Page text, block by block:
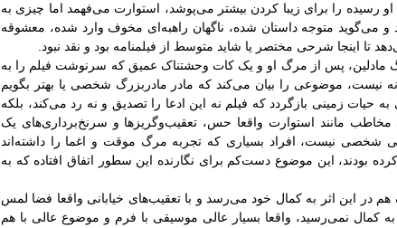
او رسیده را برای زیبا کردن بیشتر می‌پوشد، استوارت می‌فهمد اما چیزی به
و می‌گوید متوجه داستان شده، ناگهان راهبه‌ای مخوف وارد شده، معشوقه
تا اینجا شرحی مختصر یا شاید متوسط از فیلمنامه بود و نقد نبود.
مادلین، پس از مرگ او و یک کات وحشتناک عمیق که سرنوشت فیلم را به
نیست، موضوعی را بیان می‌کند که مادر مادربزرگ شخصی یا بهتر بگویم
حیات زمینی بازگردد که فیلم نه این ادعا را تصدیق و نه رد می‌کند، بلکه
مخاطب مانند استوارت واقعا حس، تعقیب‌وگریزها و سرنخ‌برداری‌های یک
شخصی نیست، افراد بسیاری که تجربه مرگ موقت و اغما را داشته‌اند
بودند، این موضوع دست‌کم برای نگارنده این سطور اتفاق افتاده که به
در این اثر به کمال خود می‌رسد و با تعقیب‌های خیابانی واقعا فضا لمس
به کمال نمی‌رسید، واقعا بسیار عالی موسیقی با فرم و موضوع عالی با هم